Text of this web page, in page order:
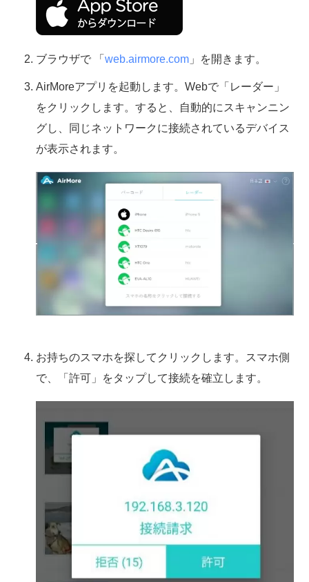
ブラウザで 「web.airmore.com 」を開きます。
AirMoreアプリを起動します。Webで「レーダー」
をクリックします。すると、自動的にスキャンニン
グし、同じネットワークに接続されているデバイス
が表示されます。
お持ちのスマホを探してクリックします。スマホ側
で、「許可」をタップして接続を確立します。